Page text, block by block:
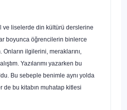
ve liselerde din kültürü ders­lerine
boyunca öğrencilerin bin­lerce
ilgilerini, merakla­rını,
Yazılarımı yazarken bu
Bu sebeple benimle aynı yol­da
de bu kitabın muhatap kitlesi